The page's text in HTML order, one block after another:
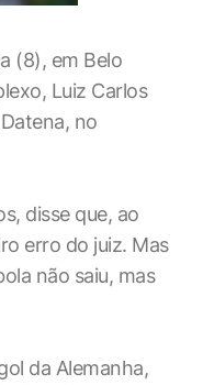
(8), em Belo
Luiz Carlos
no
disse que, ao
erro do juiz. Mas
não saiu, mas
da Alemanha,